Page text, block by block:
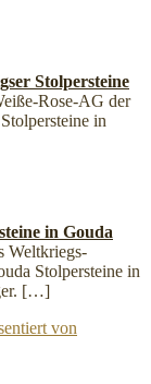
Stolpersteine
Rose-AG der
in
in Gouda
Weltkriegs-
Stolpersteine in
[…]
von